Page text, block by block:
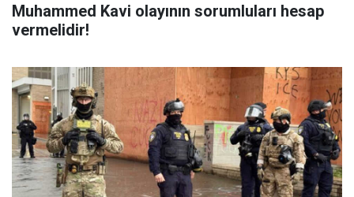
Muhammed Kavi olayının sorumluları hesap
vermelidir!